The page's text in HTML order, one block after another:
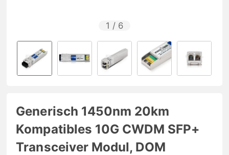
1 / 6
Generisch 1450nm 20km
Kompatibles 10G CWDM SFP+
Transceiver Modul, DOM